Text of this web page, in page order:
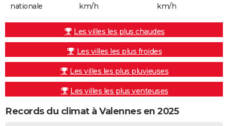
nationale
km/h
km/h
Les villes les plus chaudes
Les villes les plus froides
Les villes les plus pluvieuses
Les villes les plus venteuses
Records du climat à Valennes en 2025